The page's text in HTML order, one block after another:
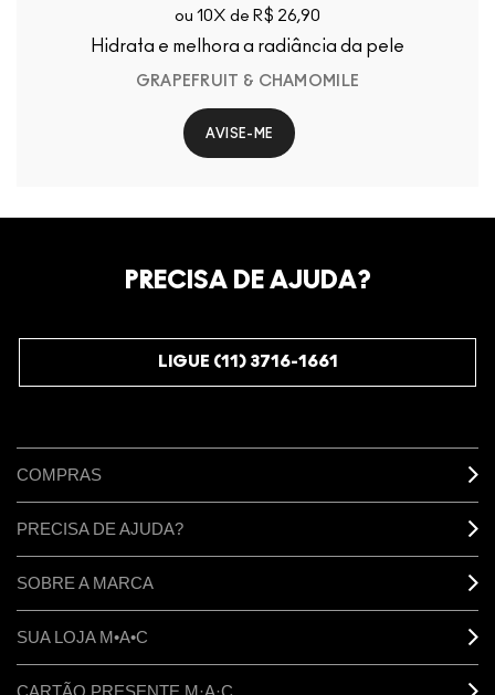
ou 10X de R$ 26,90
Hidrata e melhora a radiância da pele
GRAPEFRUIT & CHAMOMILE
AVISE-ME
PRECISA DE AJUDA?
LIGUE (11) 3716-1661
COMPRAS
PRECISA DE AJUDA?
SOBRE A MARCA
SUA LOJA M•A•C
CARTÃO PRESENTE M·A·C